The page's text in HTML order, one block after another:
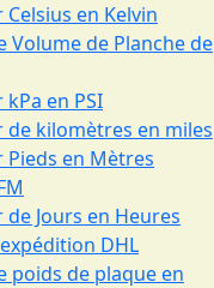
en Kelvin
Volume de Planche de
en PSI
de kilomètres en miles
Pieds en Mètres
Jours en Heures
DHL
poids de plaque en